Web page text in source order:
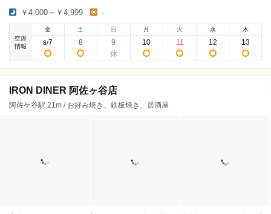
￥4,000～￥4,999 -
空席
情報
金
8/7
土
8
日
9
月
10
火
11
水
12
木
13
IRON DINER 阿佐ヶ谷店
阿佐ケ谷駅 21m / お好み焼き、鉄板焼き、居酒屋